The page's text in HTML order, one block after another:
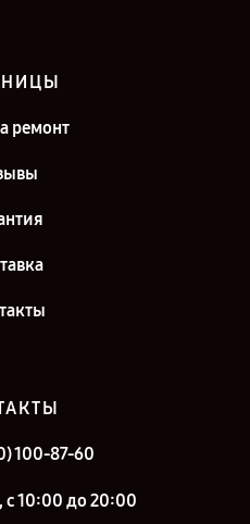
ремонт
100-87-60
с 10:00 до 20:00